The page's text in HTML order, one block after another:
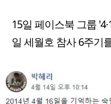
15일 페이스북 그룹
일 세월호 참사 6주기